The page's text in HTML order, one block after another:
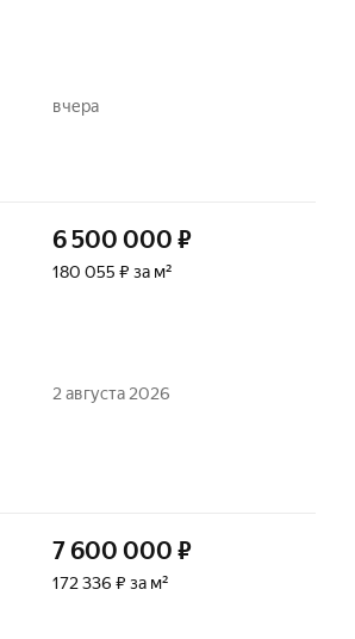
вчера
6 500 000 ₽
180 055 ₽ за м²
2 августа 2026
7 600 000 ₽
172 336 ₽ за м²